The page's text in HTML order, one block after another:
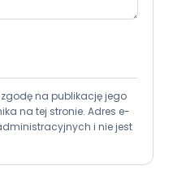
na publikację jego
na tej stronie. Adres e-
i nie jest